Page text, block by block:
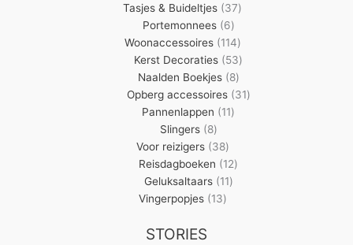
producten
Tasjes & Buideltjes 3737
Portemonnees 66
producten
Woonaccessoires 114114
producten
Kerst Decoraties 5353
producten
Naalden Boekjes 88
producten
Opberg accessoires 3131
Pannenlappen 1111
Slingers 88
producten
Voor reizigers 3838
producten
Reisdagboeken 1212
Geluksaltaars 1111
Vingerpopjes 1313
STORIES